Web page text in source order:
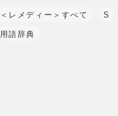
＜レメディー＞すべて S
用語辞典